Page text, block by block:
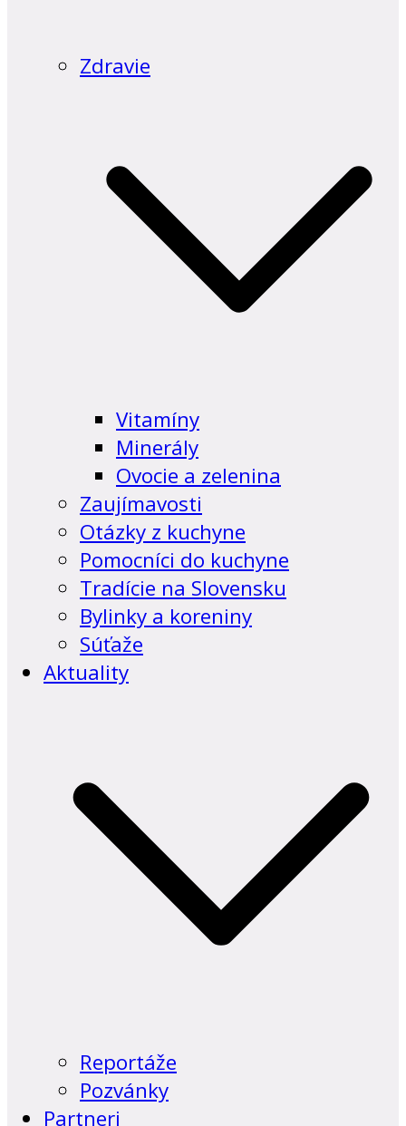
Zdravie
Vitamíny
Minerály
Ovocie a zelenina
Zaujímavosti
Otázky z kuchyne
Pomocníci do kuchyne
Tradície na Slovensku
Bylinky a koreniny
Súťaže
Aktuality
Reportáže
Pozvánky
Partneri